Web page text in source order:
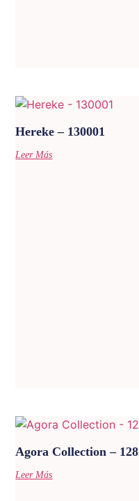
Hereke – 130001
Leer Más
Agora Collection –
Leer Más